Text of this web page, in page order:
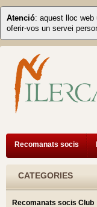
Atenció: aquest lloc
oferir-vos un servei
Recomanats socis
CATEGORIES
Recomanats socis Club